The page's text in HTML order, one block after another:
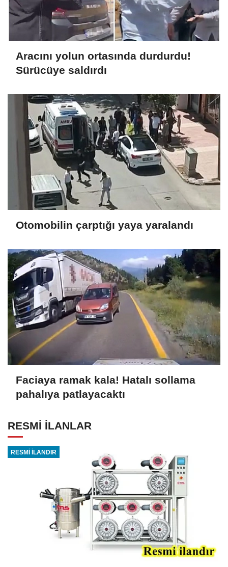
Aracını yolun ortasında durdurdu!
Sürücüye saldırdı
Otomobilin çarptığı yaya yaralandı
Faciaya ramak kala! Hatalı sollama
pahalıya patlayacaktı
RESMİ İLANLAR
RESMİ İLANDIR